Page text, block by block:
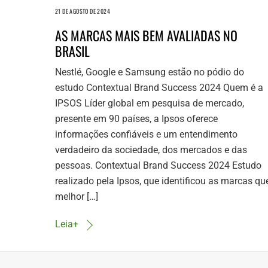
21 DE AGOSTO DE 2024
AS MARCAS MAIS BEM AVALIADAS NO
BRASIL
Nestlé, Google e Samsung estão no pódio do
estudo Contextual Brand Success 2024 Quem é a
IPSOS Líder global em pesquisa de mercado,
presente em 90 países, a Ipsos oferece
informações confiáveis e um entendimento
verdadeiro da sociedade, dos mercados e das
pessoas. Contextual Brand Success 2024 Estudo
realizado pela Ipsos, que identificou as marcas
melhor […]
Leia+